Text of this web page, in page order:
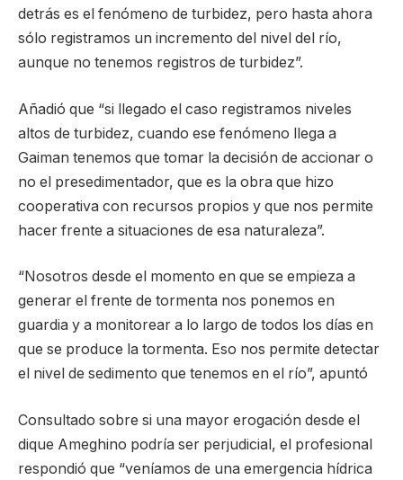
detrás es el fenómeno de turbidez, pero hasta ahora
sólo registramos un incremento del nivel del río,
aunque no tenemos registros de turbidez”.
Añadió que “si llegado el caso registramos niveles
altos de turbidez, cuando ese fenómeno llega a
Gaiman tenemos que tomar la decisión de accionar o
no el presedimentador, que es la obra que hizo
cooperativa con recursos propios y que nos permite
hacer frente a situaciones de esa naturaleza”.
“Nosotros desde el momento en que se empieza a
generar el frente de tormenta nos ponemos en
guardia y a monitorear a lo largo de todos los días en
que se produce la tormenta. Eso nos permite detectar
el nivel de sedimento que tenemos en el río”, apuntó
Consultado sobre si una mayor erogación desde el
dique Ameghino podría ser perjudicial, el profesional
respondió que “veníamos de una emergencia hídrica